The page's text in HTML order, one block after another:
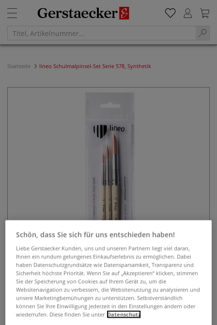
Startseite lineo Schulmalpinsel-Set Serie 578, Synthetik
lineo Schulmalpinsel-Set Serie
578, Synthetik
Schön, dass Sie sich für uns entschieden haben!
Liebe Gerstaecker Kunden, uns und unseren Partnern liegt viel daran,
Ihnen ein rundum gelungenes Einkaufserlebnis zu ermöglichen. Dabei
haben Datenschutzgrundsätze wie Datensparsamkeit, Transparenz und
Sicherheit höchste Priorität. Wenn Sie auf „Akzeptieren“ klicken, stimmen
Sie der Speicherung von Cookies auf Ihrem Gerät zu, um die
Websitenavigation zu verbessern, die Websitenutzung zu analysieren und
unsere Marketingbemühungen zu unterstützen. Selbstverständlich
können Sie Ihre Einwilligung jederzeit in den Einstellungen ändern oder
wiederrufen. Diese finden Sie unter Datenschutz